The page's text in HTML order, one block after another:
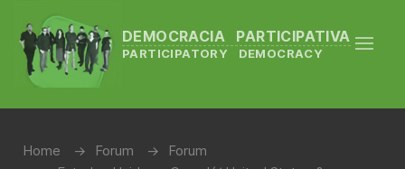
DEMOCRACIA PARTICIPATIVA
PARTICIPATORY DEMOCRACY
Home Forum
Forum